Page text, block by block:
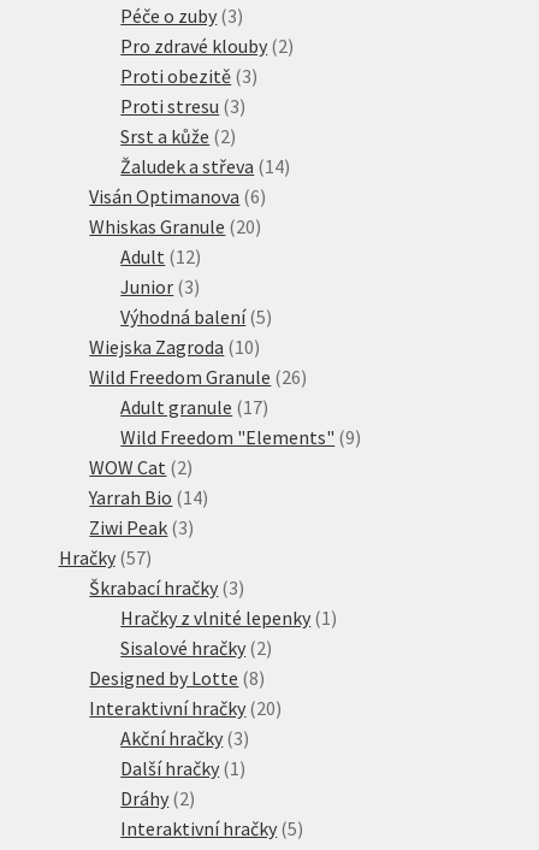
produkty
Péče o zuby 33
produkty
Pro zdravé klouby 22
Proti obezitě 33
Proti stresu 33
Srst a kůže 22
produkty
Žaludek a střeva 1414
Visán Optimanova 66
produktů
Whiskas Granule 2020
Adult 1212
produktů
Junior 33
produkty
Výhodná balení 55
Wiejska Zagroda 1010
produktů
Wild Freedom Granule 2626
Adult granule 1717
produktů
Wild Freedom "Elements" 99
WOW Cat 22
produkty
Yarrah Bio 1414
Ziwi Peak 33
Hračky 5757
produktů
Škrabací hračky 33
produkty
Hračky z vlnité lepenky 1 1
Sisalové hračky 22
Designed by Lotte 88
produktů
Interaktivní hračky 2020
Akční hračky 33
produkty
Další hračky 1 1
Dráhy 22
produkty
Interaktivní hračky 55